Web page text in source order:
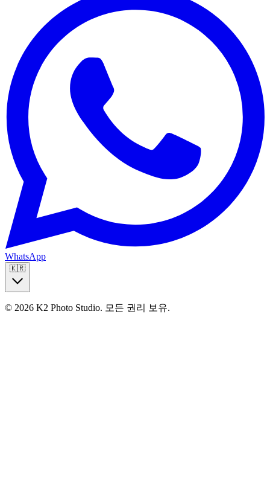
WhatsApp
🇰🇷
© 2026 K2 Photo Studio. 모든 권리 보유.